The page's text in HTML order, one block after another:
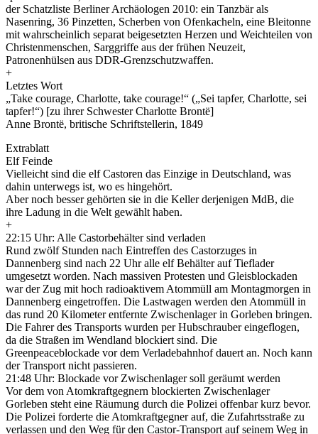
der Schatzliste Berliner Archäologen 2010: ein Tanzbär als
Nasenring, 36 Pinzetten, Scherben von Ofenkacheln, eine Bleitonne
mit wahrscheinlich separat beigesetzten Herzen und Weichteilen von
Christenmenschen, Sarggriffe aus der frühen Neuzeit,
Patronenhülsen aus DDR-Grenzschutzwaffen.
+
Letztes Wort
„Take courage, Charlotte, take courage!“ („Sei tapfer, Charlotte, sei
tapfer!“) [zu ihrer Schwester Charlotte Brontë]
Anne Brontë, britische Schriftstellerin, 1849
Extrablatt
Elf Feinde
Vielleicht sind die elf Castoren das Einzige in Deutschland, was
dahin unterwegs ist, wo es hingehört.
Aber noch besser gehörten sie in die Keller derjenigen MdB, die
ihre Ladung in die Welt gewählt haben.
+
22:15 Uhr: Alle Castorbehälter sind verladen
Rund zwölf Stunden nach Eintreffen des Castorzuges in
Dannenberg sind nach 22 Uhr alle elf Behälter auf Tieflader
umgesetzt worden. Nach massiven Protesten und Gleisblockaden
war der Zug mit hoch radioaktivem Atommüll am Montagmorgen in
Dannenberg eingetroffen. Die Lastwagen werden den Atommüll in
das rund 20 Kilometer entfernte Zwischenlager in Gorleben bringen.
Die Fahrer des Transports wurden per Hubschrauber eingeflogen,
da die Straßen im Wendland blockiert sind. Die
Greenpeaceblockade vor dem Verladebahnhof dauert an. Noch kann
der Transport nicht passieren.
21:48 Uhr: Blockade vor Zwischenlager soll geräumt werden
Vor dem von Atomkraftgegnern blockierten Zwischenlager
Gorleben steht eine Räumung durch die Polizei offenbar kurz bevor.
Die Polizei forderte die Atomkraftgegner auf, die Zufahrtsstraße zu
verlassen und den Weg für den Castor-Transport auf seinem Weg in